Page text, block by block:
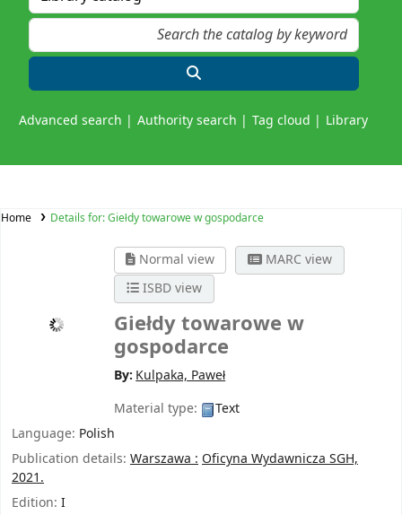
Advanced search Authority search Tag cloud Library
Home Details for:Giełdy towarowe w gospodarce
Normal view
MARC view
ISBD view
Giełdy towarowe w
gospodarce
By: Kulpaka, Paweł
Material type:
Text
Language: Polish
Publication details: Warszawa :Oficyna Wydawnicza SGH,
2021.
Edition: I